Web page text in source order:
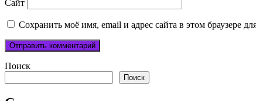
Сайт
Сохранить моё имя, email и адрес сайта в этом браузере
Поиск
Поиск